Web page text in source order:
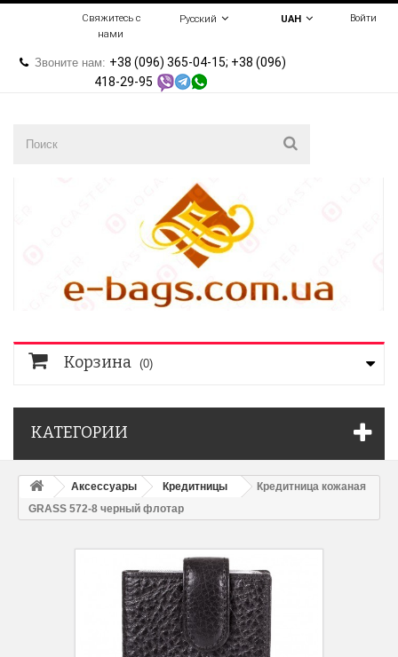
Войти
UAH
Русский
Свяжитесь с
нами
Звоните нам: +38 (096) 365-04-15; +38 (096)
418-29-95
Корзина (0)
КАТЕГОРИИ
Аксессуары Кредитницы
Кредитница кожаная
GRASS 572-8 черный флотар